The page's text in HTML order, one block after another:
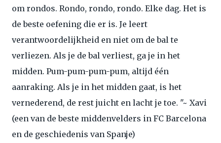
om rondos. Rondo, rondo, rondo. Elke dag. Het is
de beste oefening die er is. Je leert
verantwoordelijkheid en niet om de bal te
verliezen. Als je de bal verliest, ga je in het
midden. Pum-pum-pum-pum, altijd één
aanraking. Als je in het midden gaat, is het
vernederend, de rest juicht en lacht je toe. "~ Xavi
(een van de beste middenvelders in FC Barcelona
en de geschiedenis van Spanje)